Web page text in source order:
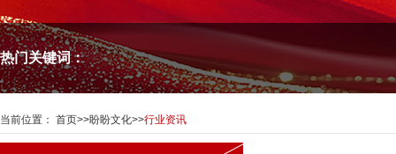
热门关键词：
当前位置： 首页>>盼盼文化>>行业资讯